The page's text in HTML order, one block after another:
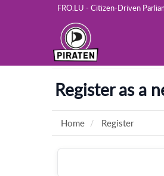
FRO.LU - Citizen-Driven
Register as a
Home Register